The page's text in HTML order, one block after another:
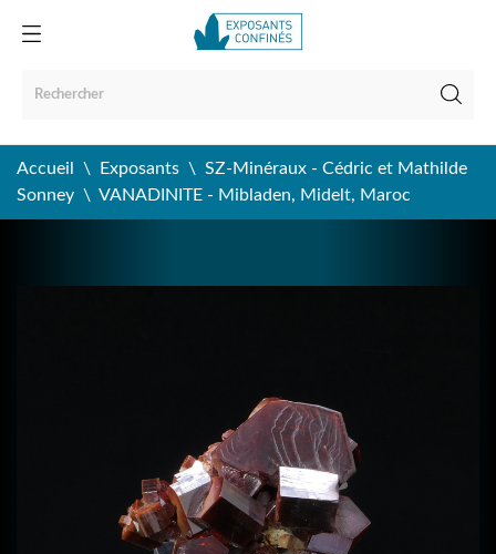
Accueil Exposants
SZ-Minéraux - Cédric et Mathilde
Sonney
VANADINITE - Mibladen, Midelt, Maroc